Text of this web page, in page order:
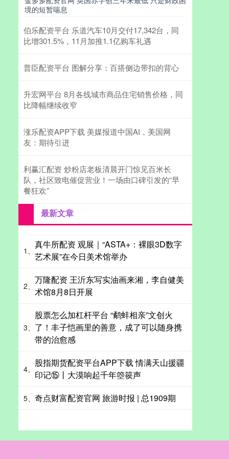
境的短暂喘息
伯乐配资平台 乐道汽车10月交付17,342台，同
比增301.5%，11月加推1.1亿购车礼遇
普臣配资平台 图解分享：百搭侧边带扣的背心
升宏网平台 8月各线城市商品住宅销售价格，同
比降幅继续收窄
涨乐配资APP下载 美媒报道中国AI，美国网
友：期待引进
利赢汇配资 炒粉店老板清晨开门惊见百米长
队，社区致电催促营业！一场由口碑引发的“早
餐狂欢”
最新文章
1、
真牛所配资 观展｜“ASTA+：裸眼3D数字
艺术展”在今日美术馆举办
2、
万隆配资 王沂东写实油画来湘，李自健美
术馆8月8日开展
3、
股票怎么加杠杆平台 “鹬蚌相亲”文创火
了！丰子恺画里的善意，成了可以随身携
带的治愈感
4、
股指期货配资平台APP下载 情满天山援疆
印记⑮丨大漠响起千年箜篌声
5、 奇点财富配资官网 旅游时报 | 总1909期